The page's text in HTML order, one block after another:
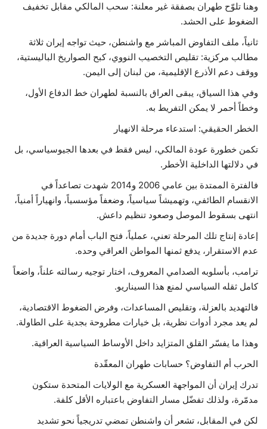
وهنا تلوّح طهران بصفقة غير معلنة: سحب المالكي مقابل تخفيف
الضغوط على الحشد.
ثانياً، ملف التفاوض المباشر مع واشنطن، حيث تواجه إيران ثلاثة
مطالب مركزية: تقليص التخصيب النووي، كبح الصواريخ الباليستية،
ووقف دعم الأذرع الإقليمية، من لبنان إلى اليمن.
وفي هذا السياق، يبقى العراق بالنسبة لطهران خط الدفاع الأول،
وخطاً أحمر لا يمكن التفريط به.
الخطر الحقيقي: استدعاء مرحلة الانهيار
تكمن خطورة عودة المالكي، ليس فقط في بعدها الجيوسياسي، بل
في دلالتها الداخلية الأخطر.
فالفترة الممتدة بين عامي 2006 و2014 شهدت تصاعداً في
الانقسام الطائفي، وتهميشاً سياسياً، وضعفاً مؤسسياً، وانهياراً أمنياً،
انتهى بسقوط الموصل وصعود تنظيم داعش.
إعادة إنتاج تلك المرحلة تعني، عملياً، فتح الباب أمام دورة جديدة من
عدم الاستقرار، يدفع ثمنها المواطن العراقي وحده.
ترامب، بأسلوبه الصدامي المعروف، اختار توجيه رسالته علناً، واضعاً
كامل ثقله السياسي لمنع هذا السيناريو.
فالتهديد بالعزلة، وتقليص المساعدات، وفرض الضغوط الاقتصادية،
لم يعد مجرد أدوات نظرية، بل خيارات مطروحة بجدية على الطاولة.
وهذا ما يفسّر القلق المتزايد داخل الأوساط السياسية العراقية.
الحرب أم التفاوض؟ حسابات طهران المعقّدة
تدرك إيران أن المواجهة العسكرية مع الولايات المتحدة ستكون
مدمّرة، ولذلك تفضّل مسار التفاوض باعتباره الأقل كلفة.
لكن في المقابل، تشعر أن واشنطن تمضي تدريجياً نحو تشديد